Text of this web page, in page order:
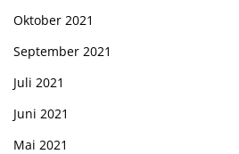
Oktober 2021
September 2021
Juli 2021
Juni 2021
Mai 2021